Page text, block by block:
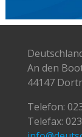
An den
44147
Telefon:
Telefax: